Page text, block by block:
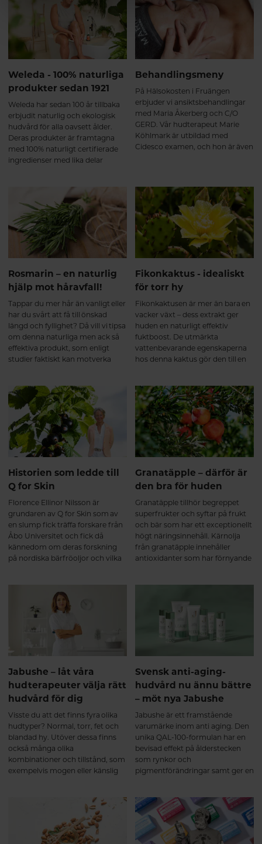
Weleda - 100% naturliga
produkter sedan 1921
Weleda har sedan 100 år tillbaka
erbjudit naturlig och ekologisk
hudvård för alla oavsett ålder.
Deras produkter är framtagna
med 100% naturligt certifierade
ingredienser med lika delar
Behandlingsmeny
På Hälsokosten i Fruängen
erbjuder vi ansiktsbehandlingar
med Maria Åkerberg och C/O
GERD. Vår hudterapeut Marie
Köhlmark är utbildad med
Cidesco examen, och hon är även
och näringsråd i samband med
din behandling. Här kan du
botanisera och välja bland alla
härliga behandlingar.
Rosmarin – en naturlig
hjälp mot håravfall!
Tappar du mer hår än vanligt eller
har du svårt att få till önskad
längd och fyllighet? Då vill vi tipsa
om denna naturliga men ack så
effektiva produkt, som enligt
studier faktiskt kan motverka
Fikonkaktus - idealiskt
för torr hy
Fikonkaktusen är mer än bara en
vacker växt – dess extrakt ger
huden en naturligt effektiv
fuktboost. De utmärkta
vattenbevarande egenskaperna
hos denna kaktus gör den till en
Historien som ledde till
Q for Skin
Florence Ellinor Nilsson är
grundaren av Q for Skin som av
en slump fick träffa forskare från
Åbo Universitet och fick då
kännedom om deras forskning
på nordiska bärfröoljor och vilka
en imponerande resa.
Granatäpple – därför är
den bra för huden
Granatäpple tillhör begreppet
superfrukter och syftar på frukt
och bär som har ett exceptionellt
högt näringsinnehåll. Kärnolja
från granatäpple innehåller
antioxidanter som har förnyande
Jabushe – låt våra
hudterapeuter välja rätt
hudvård för dig
Visste du att det finns fyra olika
hudtyper? Normal, torr, fet och
blandad hy. Utöver dessa finns
också många olika
kombinationer och tillstånd, som
exempelvis mogen eller känslig
Svensk anti-aging-
hudvård nu ännu bättre
– möt nya Jabushe
Jabushe är ett framstående
varumärke inom anti aging. Den
unika QAL-100-formulan har en
bevisad effekt på ålderstecken
som rynkor och
pigmentförändringar samt ger en
bevarat i ”nya” Jabushe som
relanseras i en ny, grönare
kostym med förbättrad doft,
textur och effekt.